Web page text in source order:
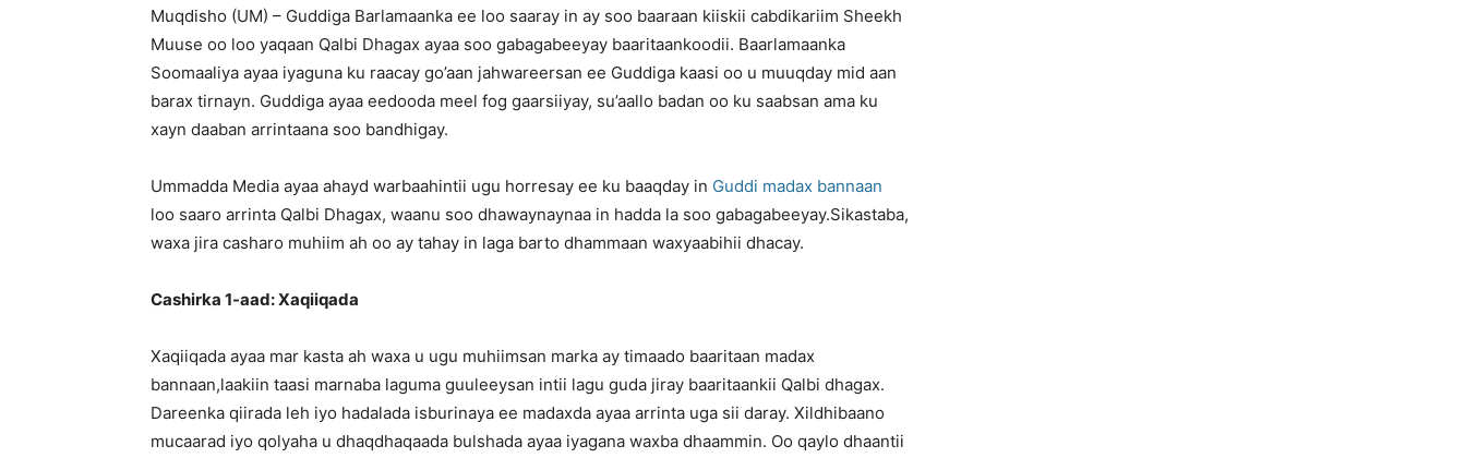
War
Deg
Deg
Muqdisho (UM) – Guddiga Barlamaanka ee loo saaray in ay soo baaraan kiiskii cabdikariim Sheekh
Muuse oo loo yaqaan Qalbi Dhagax ayaa soo gabagabeeyay baaritaankoodii. Baarlamaanka
Soomaaliya ayaa iyaguna ku raacay go’aan jahwareersan ee Guddiga kaasi oo u muuqday mid aan
barax tirnayn. Guddiga ayaa eedooda meel fog gaarsiiyay, su’aallo badan oo ku saabsan ama ku
xayn daaban arrintaana soo bandhigay.
Ummadda Media ayaa ahayd warbaahintii ugu horresay ee ku baaqday in Guddi madax bannaan
loo saaro arrinta Qalbi Dhagax, waanu soo dhawaynaynaa in hadda la soo gabagabeeyay.Sikastaba,
waxa jira casharo muhiim ah oo ay tahay in laga barto dhammaan waxyaabihii dhacay.
Cashirka 1-aad: Xaqiiqada
Xaqiiqada ayaa mar kasta ah waxa u ugu muhiimsan marka ay timaado baaritaan madax
bannaan,laakiin taasi marnaba laguma guuleeysan intii lagu guda jiray baaritaankii Qalbi dhagax.
Dareenka qiirada leh iyo hadalada isburinaya ee madaxda ayaa arrinta uga sii daray. Xildhibaano
mucaarad iyo qolyaha u dhaqdhaqaada bulshada ayaa iyagana waxba dhaammin. Oo qaylo dhaantii